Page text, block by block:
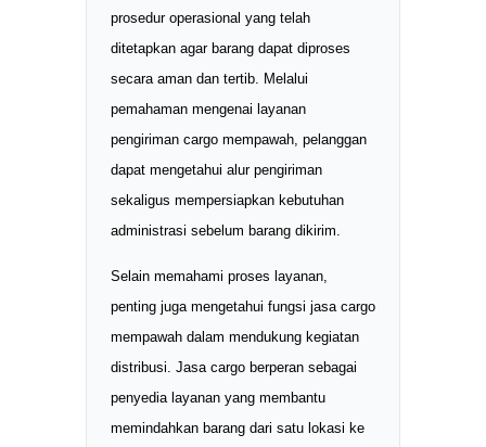
prosedur operasional yang telah
ditetapkan agar barang dapat diproses
secara aman dan tertib. Melalui
pemahaman mengenai layanan
pengiriman cargo mempawah, pelanggan
dapat mengetahui alur pengiriman
sekaligus mempersiapkan kebutuhan
administrasi sebelum barang dikirim.
Selain memahami proses layanan,
penting juga mengetahui fungsi jasa cargo
mempawah dalam mendukung kegiatan
distribusi. Jasa cargo berperan sebagai
penyedia layanan yang membantu
memindahkan barang dari satu lokasi ke